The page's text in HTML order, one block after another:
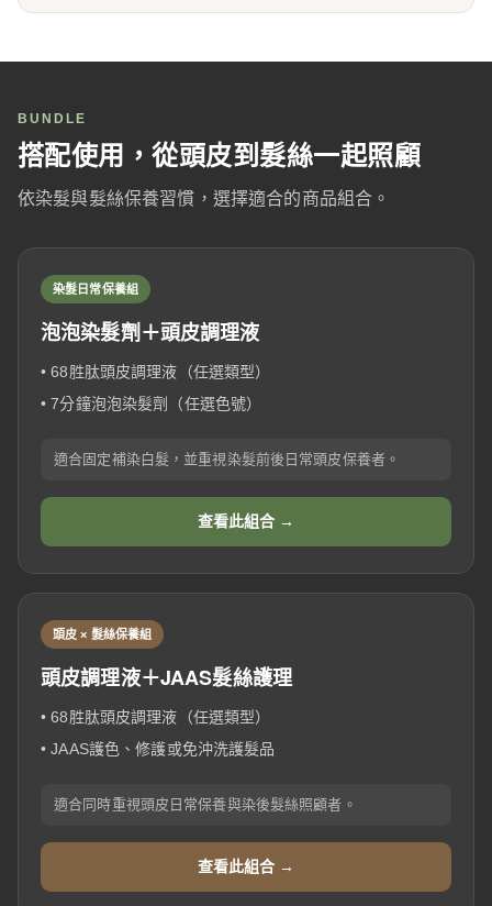
BUNDLE
搭配使用，從頭皮到髮絲一起照顧
依染髮與髮絲保養習慣，選擇適合的商品組合。
染髮日常保養組
泡泡染髮劑＋頭皮調理液
• 68胜肽頭皮調理液（任選類型）
• 7分鐘泡泡染髮劑（任選色號）
適合固定補染白髮，並重視染髮前後日常頭皮保養者。
查看此組合 →
頭皮 × 髮絲保養組
頭皮調理液＋JAAS髮絲護理
• 68胜肽頭皮調理液（任選類型）
• JAAS護色、修護或免沖洗護髮品
適合同時重視頭皮日常保養與染後髮絲照顧者。
查看此組合 →